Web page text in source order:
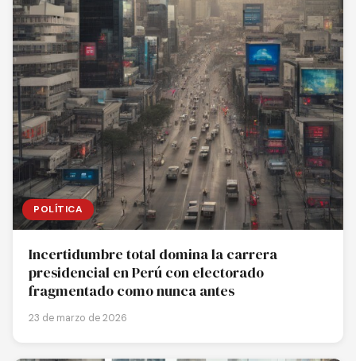
POLÍTICA
Incertidumbre total domina la carrera
presidencial en Perú con electorado
fragmentado como nunca antes
23 de marzo de 2026